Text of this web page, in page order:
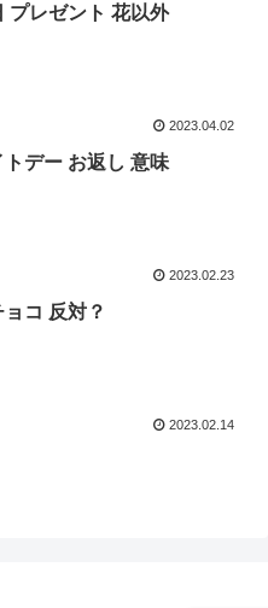
プレゼント 花以外
2023.04.02
トデー お返し 意味
2023.02.23
コ 反対？
2023.02.14